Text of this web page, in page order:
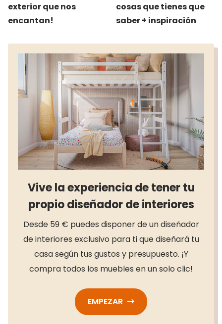
exterior que nos
encantan!
cosas que tienes que
saber + inspiración
Vive la experiencia de tener tu
propio diseñador de interiores
Desde 59 € puedes disponer de un diseñador
de interiores exclusivo para ti que diseñará tu
casa según tus gustos y presupuesto. ¡Y
compra todos los muebles en un solo clic!
EMPEZAR